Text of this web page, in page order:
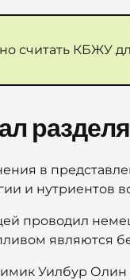
считать КБЖУ
в
и нутриентов
проводил
являются
Уилбур Олин